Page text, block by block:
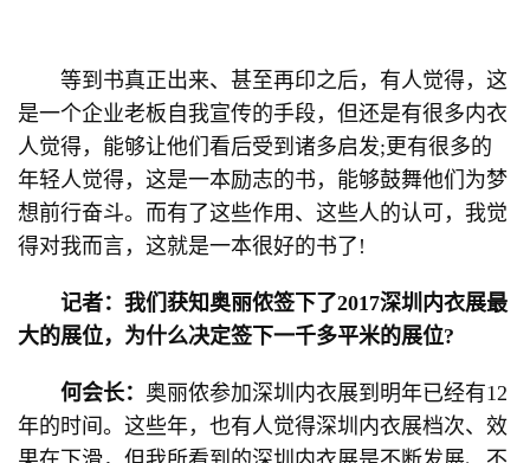
等到书真正出来、甚至再印之后，有人觉得，这
是一个企业老板自我宣传的手段，但还是有很多内衣
人觉得，能够让他们看后受到诸多启发;更有很多的
年轻人觉得，这是一本励志的书，能够鼓舞他们为梦
想前行奋斗。而有了这些作用、这些人的认可，我觉
得对我而言，这就是一本很好的书了!
记者：我们获知奥丽侬签下了2017深圳内衣展最
大的展位，为什么决定签下一千多平米的展位?
何会长： 奥丽侬参加深圳内衣展到明年已经有12
年的时间。这些年，也有人觉得深圳内衣展档次、效